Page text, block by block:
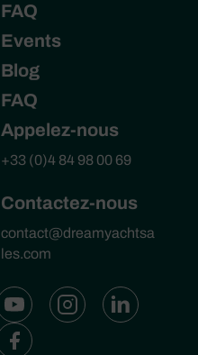
FAQ
Events
Blog
FAQ
Appelez-nous
+33 (0)4 84 98 00 69
Contactez-nous
contact@dreamyachtsa
les.com